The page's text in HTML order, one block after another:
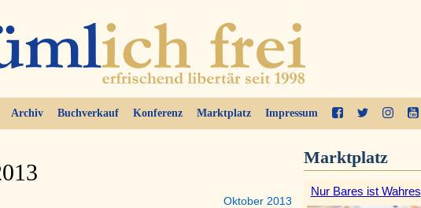
Archiv Buchverkauf Konferenz Marktplatz Impressum
Oktober 2013
Marktplatz
Nur Bares ist Wahres